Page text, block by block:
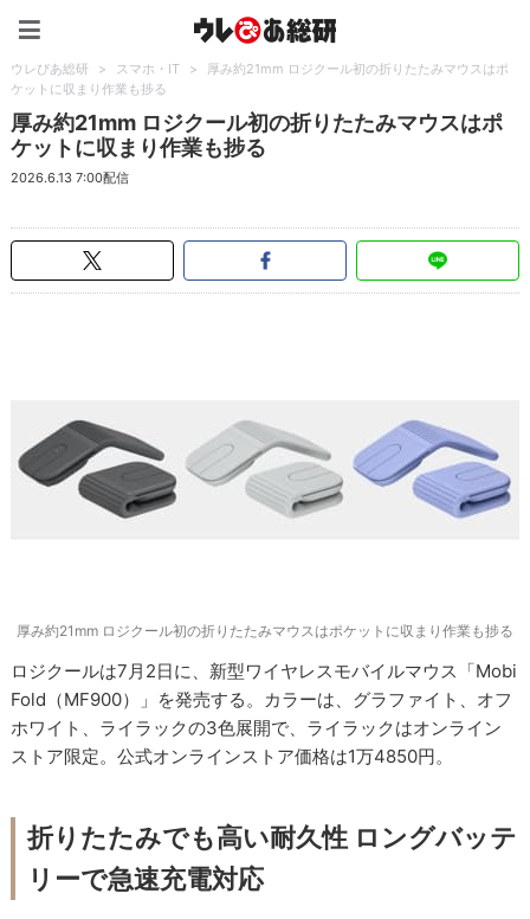
ウレぴあ総研 > スマホ・IT >
厚み約21mm ロジクール初の折りたたみマウスはポ
ケットに収まり作業も捗る
厚み約21mm ロジクール初の折りたたみマウスはポ
ケットに収まり作業も捗る
2026.6.13 7:00配信
厚み約21mm ロジクール初の折りたたみマウスはポケットに収まり作業も捗る
ロジクールは7月2日に、新型ワイヤレスモバイルマウス「Mobi
Fold（MF900）」を発売する。カラーは、グラファイト、オフ
ホワイト、ライラックの3色展開で、ライラックはオンライン
ストア限定。公式オンラインストア価格は1万4850円。
折りたたみでも高い耐久性 ロングバッテ
リーで急速充電対応